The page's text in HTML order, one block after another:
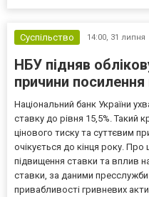
Суспільство 14:00, 31 липня
НБУ підняв
причини посилення
Національний банк України
ставку до рівня 15,5%. Такий
цінового тиску та суттєвим
очікується до кінця року.
підвищення ставки та вплив
ставки, за даними
привабливості гривневих